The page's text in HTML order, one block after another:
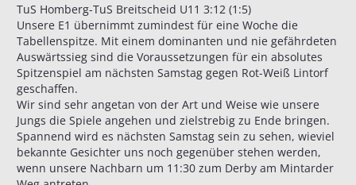
TuS Homberg-TuS Breitscheid U11 3:12 (1:5)
Unsere E1 übernimmt zumindest für eine Woche die
Tabellenspitze. Mit einem dominanten und nie gefährdeten
Auswärtssieg sind die Voraussetzungen für ein absolutes
Spitzenspiel am nächsten Samstag gegen Rot-Weiß Lintorf
geschaffen.
Wir sind sehr angetan von der Art und Weise wie unsere
Jungs die Spiele angehen und zielstrebig zu Ende bringen.
Spannend wird es nächsten Samstag sein zu sehen, wieviel
bekannte Gesichter uns noch gegenüber stehen werden,
wenn unsere Nachbarn um 11:30 zum Derby am Mintarder